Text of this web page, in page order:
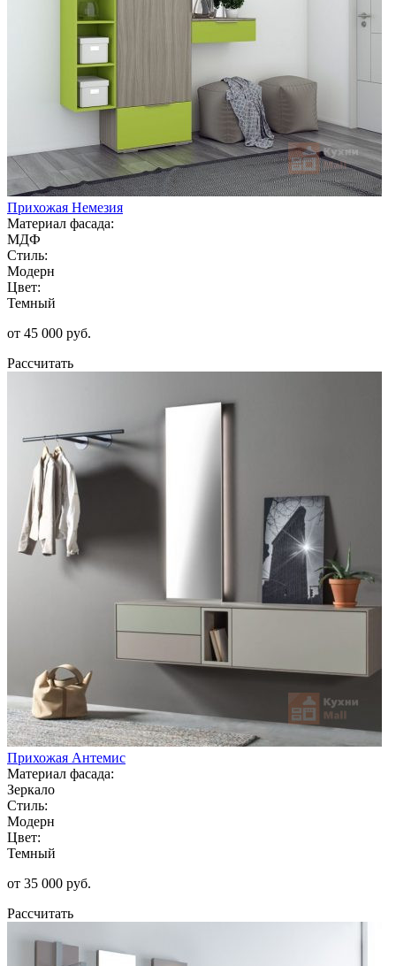
Прихожая Немезия
Материал фасада:
МДФ
Стиль:
Модерн
Цвет:
Темный
от 45 000 руб.
Рассчитать
Прихожая Антемис
Материал фасада:
Зеркало
Стиль:
Модерн
Цвет:
Темный
от 35 000 руб.
Рассчитать